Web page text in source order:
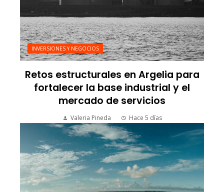
INVERSIONES Y NEGOCIOS
Retos estructurales en Argelia para
fortalecer la base industrial y el
mercado de servicios
Valeria Pineda Hace 5 días